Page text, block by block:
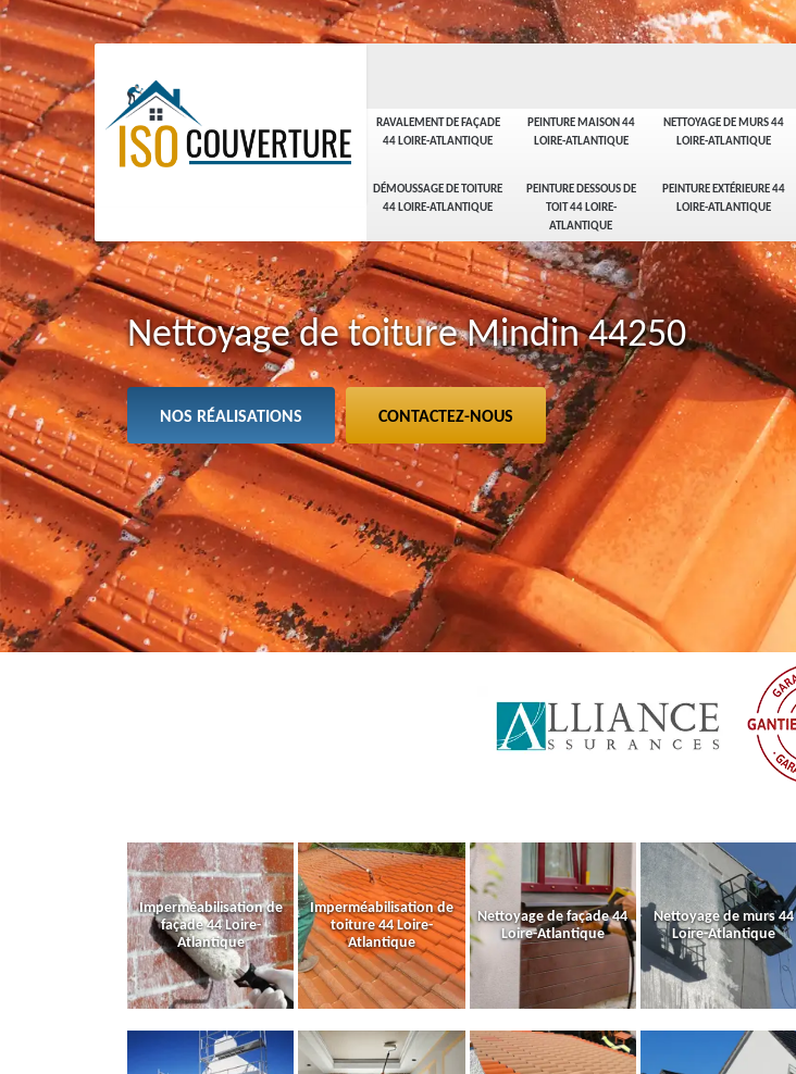
RAVALEMENT DE FAÇADE
44 LOIRE-ATLANTIQUE
PEINTURE MAISON 44
LOIRE-ATLANTIQUE
NETTOYAGE DE MURS 44
LOIRE-ATLANTIQUE
DÉMOUSSAGE DE TOITURE
44 LOIRE-ATLANTIQUE
PEINTURE DESSOUS DE
TOIT 44 LOIRE-
ATLANTIQUE
PEINTURE EXTÉRIEURE 44
LOIRE-ATLANTIQUE
Nettoyage de toiture Mindin 44250
NOS RÉALISATIONS CONTACTEZ-NOUS
Imperméabilisation de
façade 44 Loire-
Atlantique
Imperméabilisation de
toiture 44 Loire-
Atlantique
Nettoyage de façade 44
Loire-Atlantique
Nettoyage de murs 44
Loire-Atlantique